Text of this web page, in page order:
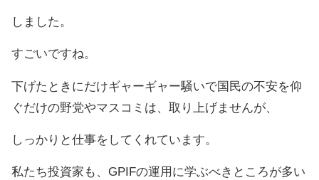
しました。
すごいですね。
下げたときにだけギャーギャー騒いで国民の不安を仰
ぐだけの野党やマスコミは、取り上げませんが、
しっかりと仕事をしてくれています。
私たち投資家も、GPIFの運用に学ぶべきところが多い